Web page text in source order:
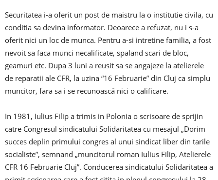
Securitatea i-a oferit un post de maistru la o institutie civila, cu
conditia sa devina informator. Deoarece a refuzat, nu i s-a
oferit nici un loc de munca. Pentru a-si intretine familia, a fost
nevoit sa faca munci necalificate, spaland scari de bloc,
geamuri etc. Dupa 3 luni a reusit sa se angajeze la atelierele
de reparatii ale CFR, la uzina “16 Februarie” din Cluj ca simplu
muncitor, fara sa i se recunoască nici o calificare.
In 1981, Iulius Filip a trimis in Polonia o scrisoare de sprijin
catre Congresul sindicatului Solidaritatea cu mesajul „Dorim
succes deplin primului congres al unui sindicat liber din tarile
socialiste”, semnand „muncitorul roman Iulius Filip, Atelierele
CFR 16 Februarie Cluj”. Conducerea sindicatului Solidaritatea a